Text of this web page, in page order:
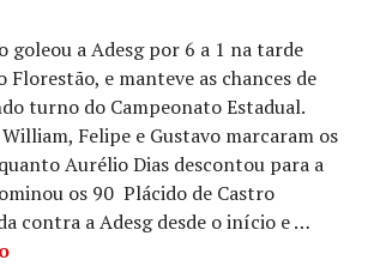
goleou a Adesg por 6 a 1 na tarde
Florestão, e manteve as chances de
turno do Campeonato Estadual.
Felipe e Gustavo marcaram os
Aurélio Dias descontou para a
os 90 Plácido de Castro
contra a Adesg desde o início e …